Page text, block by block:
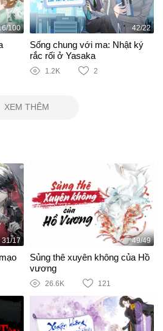
100 42/22
Sống chung với ma: Nhật ký
rắc rối ở Yasaka
1.2K 2
XEM THÊM
31/17 49/49
Sủng thê xuyên không của Hồ
vương
26.6K 121